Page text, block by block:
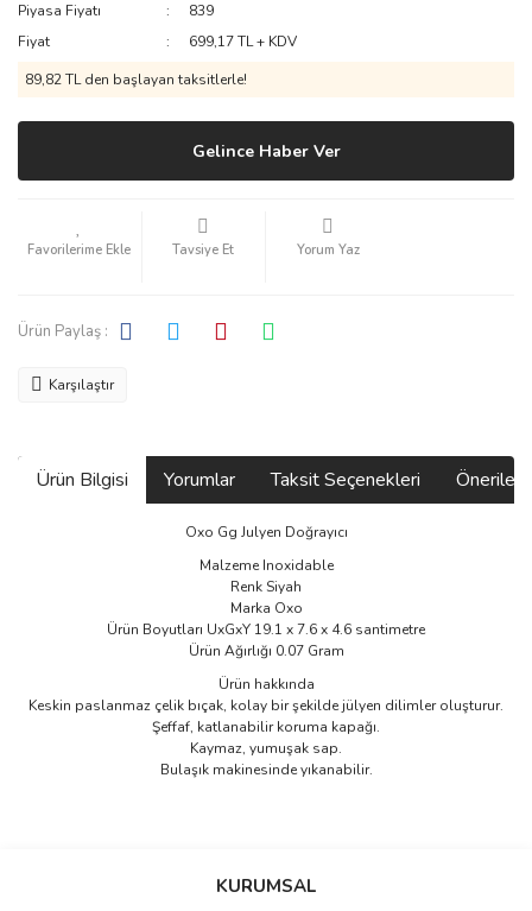
Piyasa Fiyatı
839
Fiyat
699,17 TL + KDV
89,82 TL den başlayan taksitlerle!
Gelince Haber Ver
Tavsiye Et Yorum Yaz
Ürün Paylaş :
Karşılaştır
Ürün Bilgisi Yorumlar Taksit Seçenekleri
Oxo Gg Julyen Doğrayıcı
Malzeme Inoxidable
Renk Siyah
Marka Oxo
Ürün Boyutları UxGxY 19.1 x 7.6 x 4.6 santimetre
Ürün Ağırlığı 0.07 Gram
Ürün hakkında
Keskin paslanmaz çelik bıçak, kolay bir şekilde jülyen dilimler oluşturur.
Şeffaf, katlanabilir koruma kapağı.
Kaymaz, yumuşak sap.
Bulaşık makinesinde yıkanabilir.
Bu ürüne ilk yorumu siz yapın!
KURUMSAL